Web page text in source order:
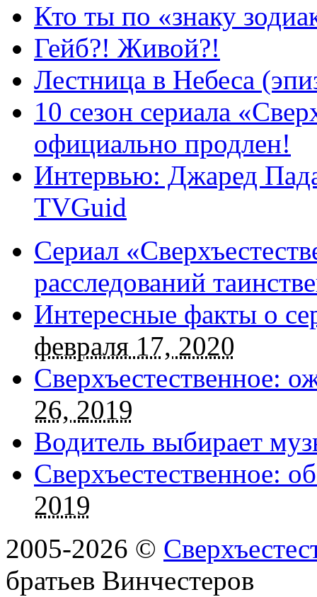
Кто ты по «знаку
Гейб?! Живой?!
Лестница в Небеса
10 сезон сериала
официально продлен!
Интервью: Джаред
TVGuid
Сериал
расследований
Интересные факты о
февраля 17, 2020
Сверхъестественное:
26, 2019
Водитель выбирает
Сверхъестественное:
2019
2005-2026 ©
братьев Винчестеров